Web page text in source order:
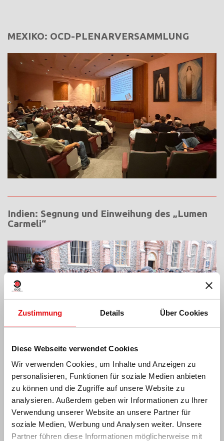
Zustimmung Details Über Cookies
Diese Webseite verwendet Cookies
Wir verwenden Cookies, um Inhalte und Anzeigen zu
personalisieren, Funktionen für soziale Medien anbieten
zu können und die Zugriffe auf unsere Website zu
analysieren. Außerdem geben wir Informationen zu Ihrer
Verwendung unserer Website an unsere Partner für
soziale Medien, Werbung und Analysen weiter. Unsere
Partner führen diese Informationen möglicherweise mit
MEXIKO: OCD-PLENARVERSAMMLUNG
Indien: Segnung und Einweihung des „Lumen
Carmeli“
Elfenbeinküste: Doppeltes Silberjubiläum